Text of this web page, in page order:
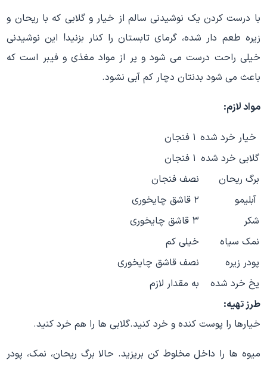
با درست کردن یک نوشیدنی سالم از خیار و گلابی که با ریحان و
زیره طعم دار شده، گرمای تابستان را کنار بزنید! این نوشیدنی
خیلی راحت درست می شود و پر از مواد مغذی و فیبر است که
باعث می شود بدنتان دچار کم آبی نشود.
مواد لازم:
خیار خرد شده
گلابی خرد شده
برگ ریحان
نصف فنجان
آبلیمو
۲ قاشق چایخوری
شکر
۳ قاشق چایخوری
نمک سیاه
خیلی کم
پودر زیره
نصف قاشق چایخوری
یخ خرد شده
به مقدار لازم
طرز تهیه:
خیارها را پوست کنده و خرد کنید.گلابی ها را هم خرد کنید.
میوه ها را داخل مخلوط کن بریزید. حالا برگ ریحان، نمک، پودر